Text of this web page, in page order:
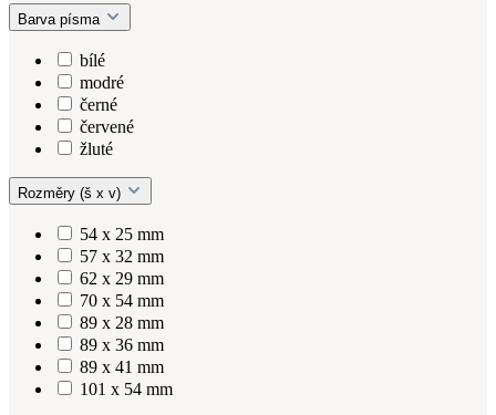
Barva písma
bílé
modré
černé
červené
žluté
Rozměry (š x v)
54 x 25 mm
57 x 32 mm
62 x 29 mm
70 x 54 mm
89 x 28 mm
89 x 36 mm
89 x 41 mm
101 x 54 mm